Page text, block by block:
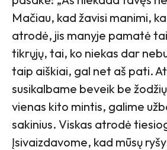
Mačiau, kad žavisi manimi,
atrodė, jis manyje pamatė
tikrųjų, tai, ko niekas dar
taip aiškiai, gal net aš pati.
susikalbame beveik be
vienas kito mintis, galime
sakinius. Viskas atrodė
Įsivaizdavome, kad mūsų